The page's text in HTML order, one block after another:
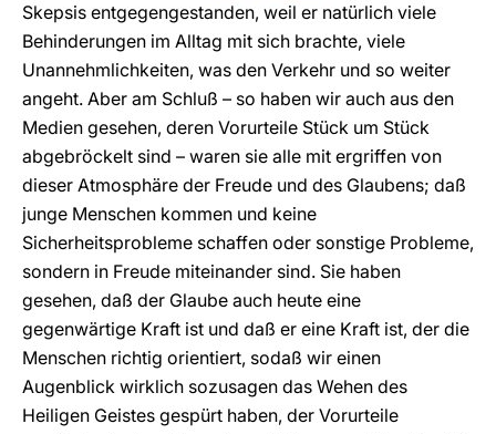
Skepsis entgegengestanden, weil er natürlich viele
Behinderungen im Alltag mit sich brachte, viele
Unannehmlichkeiten, was den Verkehr und so weiter
angeht. Aber am Schluß – so haben wir auch aus den
Medien gesehen, deren Vorurteile Stück um Stück
abgebröckelt sind – waren sie alle mit ergriffen von
dieser Atmosphäre der Freude und des Glaubens; daß
junge Menschen kommen und keine
Sicherheitsprobleme schaffen oder sonstige Probleme,
sondern in Freude miteinander sind. Sie haben
gesehen, daß der Glaube auch heute eine
gegenwärtige Kraft ist und daß er eine Kraft ist, der die
Menschen richtig orientiert, sodaß wir einen
Augenblick wirklich sozusagen das Wehen des
Heiligen Geistes gespürt haben, der Vorurteile